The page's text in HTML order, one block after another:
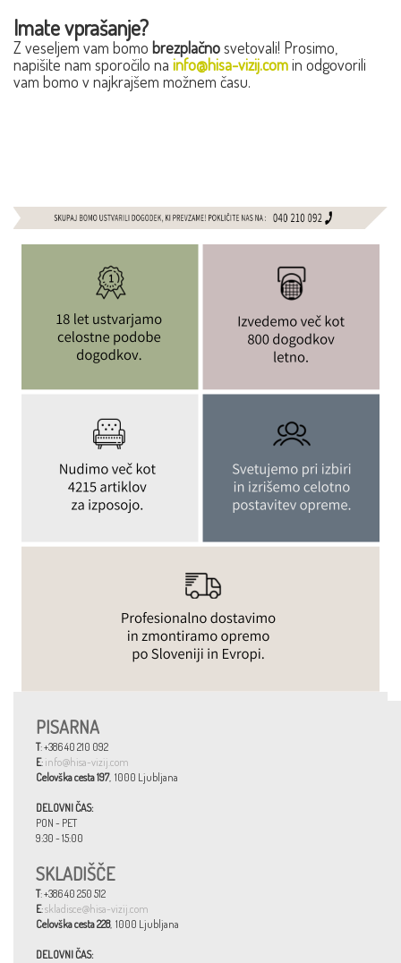
Imate vprašanje?
Z veseljem vam bomo brezplačnosvetovali! Prosimo,
napišite nam sporočilo na info@hisa-vizij.comin odgovorili
vam bomo v najkrajšem možnem času.
PISARNA
T: +386 40 210 092
E: info@hisa-vizij.com
Celovška cesta 197, 1000 Ljubljana
DELOVNI ČAS:
PON - PET
9:30 - 15:00
SKLADIŠČE
T: +386 40 250 512
E:skladisce@hisa-vizij.com
Celovška cesta 228, 1000 Ljubljana
DELOVNI ČAS: